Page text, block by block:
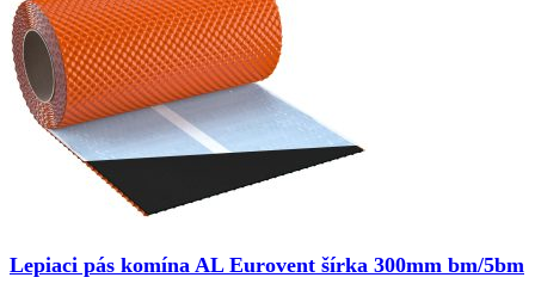
Lepiaci pás komína AL Eurovent šírka 300mm bm/5bm